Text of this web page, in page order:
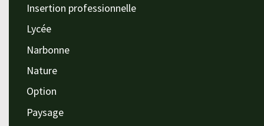
Insertion professionnelle
Lycée
Narbonne
Nature
Option
Paysage